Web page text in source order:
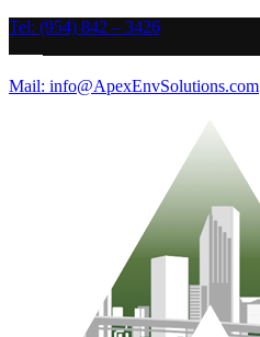
Tel: (954) 842 – 3426
Mail: info@ApexEnvSolutions.com